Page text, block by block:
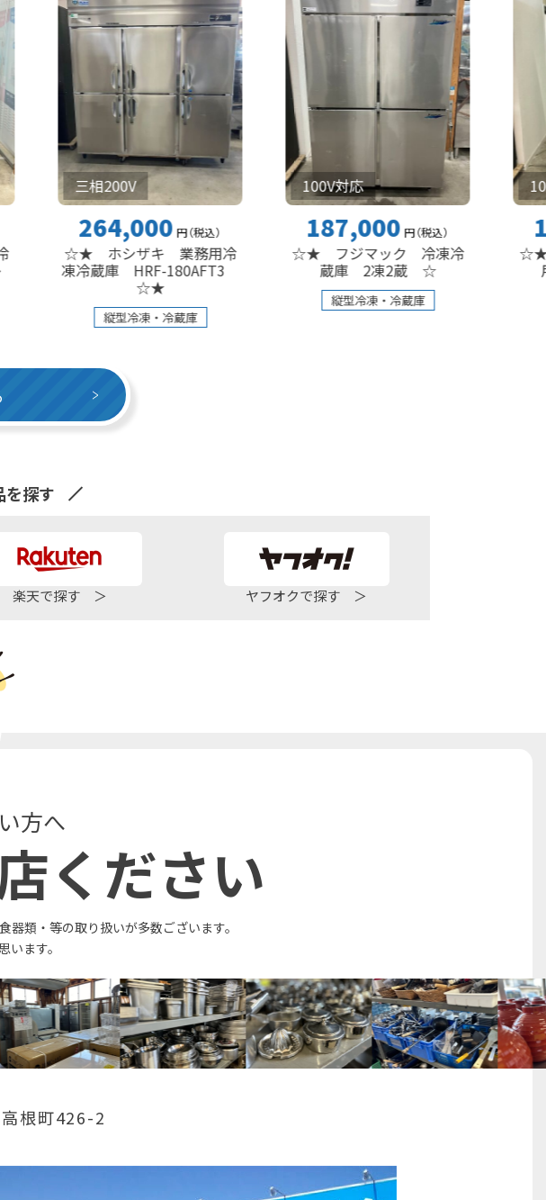
三相200V
264,000 円（税込）
☆★ ホシザキ 業務用冷
凍冷蔵庫 HRF-180AFT3
縦型冷凍・冷蔵庫
100V対応
187,000 円 （税込）
☆★ フジマック 冷凍冷
蔵庫 2凍2蔵 ☆
縦型冷凍・冷蔵庫
100V対応
☆★ パナソ
用冷凍
を探す
楽天で探す ＞
ヤフオクで探す ＞
方へ
ください
類・等の取り扱いが多数ございます。
ます。
根町426-2